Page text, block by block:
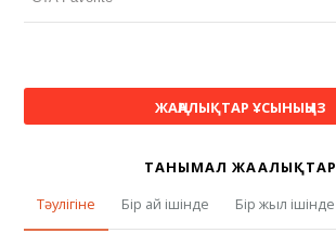
ЖАҢАЛЫҚТАР ҰСЫНЫҢЫЗ
ТАНЫМАЛ ЖАҢАЛЫҚТАР
Тәулігіне
Бір ай ішінде Бір жыл ішінде